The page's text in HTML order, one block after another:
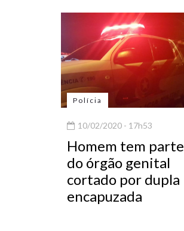
Polícia
10/02/2020 - 17h53
Homem tem parte
do órgão genital
cortado por dupla
encapuzada